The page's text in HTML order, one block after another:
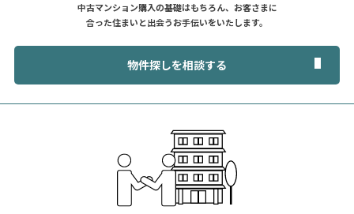
中古マンション購入の基礎はもちろん、お客さまに
合った住まいと出会うお手伝いをいたします。
物件探しを相談する